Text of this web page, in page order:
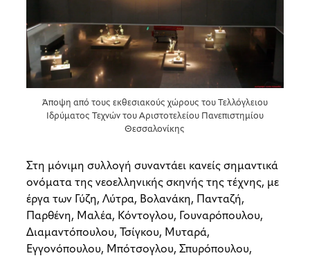
Άποψη από τους εκθεσιακούς χώρους του Τελλόγλειου
Ιδρύματος Τεχνών του Αριστοτελείου Πανεπιστημίου
Θεσσαλονίκης
Στη μόνιμη συλλογή συναντάει κανείς σημαντικά
ονόματα της νεοελληνικής σκηνής της τέχνης, με
έργα των Γύζη, Λύτρα, Βολανάκη, Πανταζή,
Παρθένη, Μαλέα, Κόντογλου, Γουναρόπουλου,
Διαμαντόπουλου, Τσίγκου, Μυταρά,
Εγγονόπουλου, Μπότσογλου, Σπυρόπουλου,